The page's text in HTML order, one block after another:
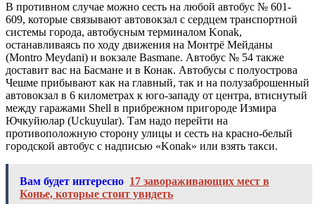
В противном случае можно сесть на любой автобус № 601-
609, которые связывают автовокзал с сердцем транспортной
системы города, автобусным терминалом Konak,
останавливаясь по ходу движения на Монтрё Мейданы
(Моntro Meydani) и вокзале Basmane. Автобус № 54 также
доставит вас на Басмане и в Конак. Автобусы с полуострова
Чешме прибывают как на главный, так и на полузаброшенный
автовокзал в 6 километрах к юго-западу от центра, втиснутый
между гаражами Shell в прибрежном пригороде Измира
Ючкуйюлар (Uckuyular). Там надо перейти на
противоположную сторону улицы и сесть на красно-белый
городской автобус с надписью «Konak» или взять такси.
Вам будет интересно 17 завораживающих мест в
Конье, которые стоит увидеть